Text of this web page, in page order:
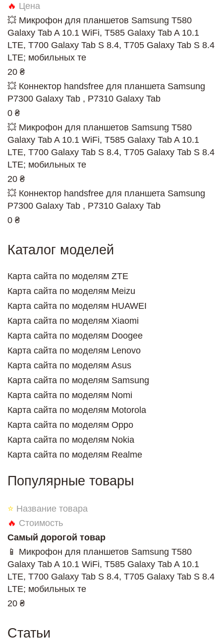
🔥 Цена
💥 Микрофон для планшетов Samsung T580
Galaxy Tab A 10.1 WiFi, T585 Galaxy Tab A 10.1
LTE, T700 Galaxy Tab S 8.4, T705 Galaxy Tab S 8.4
LTE; мобильных те
20 ₴
💥 Коннектор handsfree для планшета Samsung
P7300 Galaxy Tab , P7310 Galaxy Tab
0 ₴
💥 Микрофон для планшетов Samsung T580
Galaxy Tab A 10.1 WiFi, T585 Galaxy Tab A 10.1
LTE, T700 Galaxy Tab S 8.4, T705 Galaxy Tab S 8.4
LTE; мобильных те
20 ₴
💥 Коннектор handsfree для планшета Samsung
P7300 Galaxy Tab , P7310 Galaxy Tab
0 ₴
Каталог моделей
Карта сайта по моделям ZTE
Карта сайта по моделям Meizu
Карта сайта по моделям HUAWEI
Карта сайта по моделям Xiaomi
Карта сайта по моделям Doogee
Карта сайта по моделям Lenovo
Карта сайта по моделям Asus
Карта сайта по моделям Samsung
Карта сайта по моделям Nomi
Карта сайта по моделям Motorola
Карта сайта по моделям Oppo
Карта сайта по моделям Nokia
Карта сайта по моделям Realme
Популярные товары
⭐ Название товара
🔥 Стоимость
Самый дорогой товар
📱 Микрофон для планшетов Samsung T580
Galaxy Tab A 10.1 WiFi, T585 Galaxy Tab A 10.1
LTE, T700 Galaxy Tab S 8.4, T705 Galaxy Tab S 8.4
LTE; мобильных те
20 ₴
Статьи